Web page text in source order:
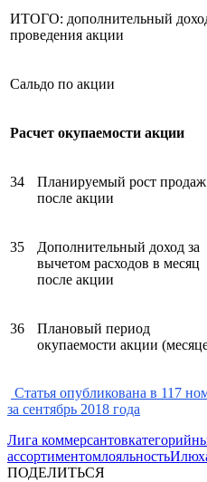
ИТОГО: дополнительный
проведения акции
Сальдо по акции
Расчет окупаемости акции
34
Планируемый рост продаж
после акции
35
Дополнительный доход за
вычетом расходов в месяц
после акции
36
Плановый период
окупаемости акции
Статья опубликована в 117
за сентябрь 2018 года
Лига коммерсантов
ассортиментомлояльность
ПОДЕЛИТЬСЯ